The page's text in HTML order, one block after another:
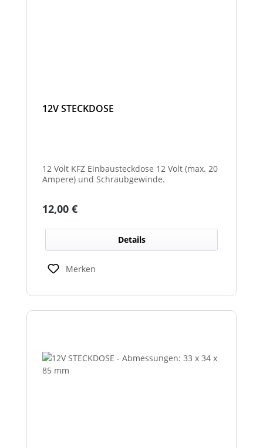
12V STECKDOSE
12 Volt KFZ Einbausteckdose 12 Volt (max. 20
Ampere) und Schraubgewinde.
Regulärer Preis:
12,00 €
Details
Merken